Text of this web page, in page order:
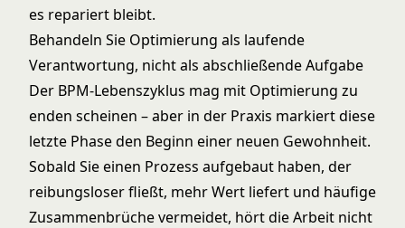
es repariert bleibt.
Behandeln Sie Optimierung als laufende
Verantwortung, nicht als abschließende Aufgabe
Der BPM-Lebenszyklus mag mit Optimierung zu
enden scheinen – aber in der Praxis markiert diese
letzte Phase den Beginn einer neuen Gewohnheit.
Sobald Sie einen Prozess aufgebaut haben, der
reibungsloser fließt, mehr Wert liefert und häufige
Zusammenbrüche vermeidet, hört die Arbeit nicht